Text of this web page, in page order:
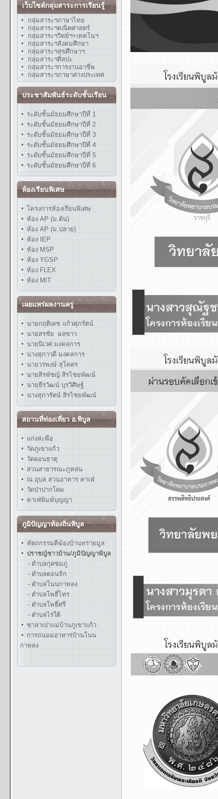
เว็บไซต์กลุ่มสาระการเรียนรู้
กลุ่มสาระฯภาษาไทย
กลุ่มสาระฯคณิตศาสตร์
กลุ่มสาระฯวิทย์ฯ+เทคโนฯ
กลุ่มสาระฯสังคมศึกษา
กลุ่มสาระฯสุขศึกษาฯ
กลุ่มสาระฯศิลปะ
กลุ่มสาระฯการงานอาชีพ
กลุ่มสาระฯภาษาต่างประเทศ
ประชาสัมพันธ์ระดับชั้นเรียน
ระดับชั้นมัธยมศึกษาปีที่ 1
ระดับชั้นมัธยมศึกษาปีที่ 2
ระดับชั้นมัธยมศึกษาปีที่ 3
ระดับชั้นมัธยมศึกษาปีที่ 4
ระดับชั้นมัธยมศึกษาปีที่ 5
ระดับชั้นมัธยมศึกษาปีที่ 6
ห้องเรียนพิเศษ
โครงการห้องเรียนพิเศษ
ห้อง AP (ม.ต้น)
ห้อง AP (ม.ปลาย)
ห้อง IEP
ห้อง MSP
ห้อง YGSP
ห้อง FLEX
ห้อง MIT
เผยแพร่ผลงานครู
นายกฤติเดช แก้วศุภรัตน์
นายสรชัย ผลขาว
นายนิเวศ มงคลการ
นางสุภาวดี มงคลการ
นายวรพงษ์ สุโคตร
นายสิรพัชญ์ สิรไชยพัฒน์
นายธีรวัฒน์ บุรวิศิษฐ์
นางสุภารัตน์ สิรไชยพัฒน์
สถานที่ท่องเที่ยว อ.พิบูล
แก่งสะพือ
วัดภูเขาแก้ว
วัดดอนธาตุ
สวนสาธารณะภูหล่น
ณ.อุบล สวนอาหาร คาเฟ่
วัดป่าปากโดม
คาเฟ่พิมพ์บุญญา
ภูมิปัญญาท้องถิ่นพิบูล
หัตถกรรมตีฆ้องบ้านทรายมูล
ปราชญ์ชาวบ้าน/ภูมิปัญญาพิบูล
- ตำบลกุดชมภู
- ตำบลดอนจิก
- ตำบลโนนกาหลง
- ตำบลโพธิ์ไทร
- ตำบลโพธิ์ศรี
- ตำบลไร่ใต้
ซาลาเปาแม่บ้านภูเขาแก้ว
การถนอมอาหารบ้านโนน
กาหลง